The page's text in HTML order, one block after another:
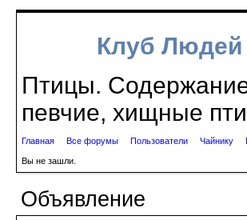
Клуб
Птицы.
певчие, хищные
Главная Все форумы Пользователи Чайнику
Вы не зашли.
Объявление